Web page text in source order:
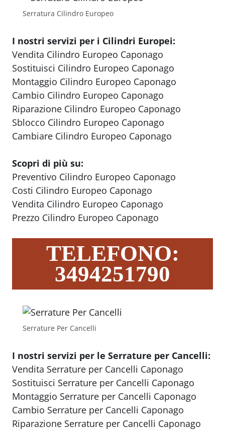
Serratura Cilindro Europeo
I nostri servizi per i Cilindri Europei:
Vendita Cilindro Europeo Caponago
Sostituisci Cilindro Europeo Caponago
Montaggio Cilindro Europeo Caponago
Cambio Cilindro Europeo Caponago
Riparazione Cilindro Europeo Caponago
Sblocco Cilindro Europeo Caponago
Cambiare Cilindro Europeo Caponago
Scopri di più su:
Preventivo Cilindro Europeo Caponago
Costi Cilindro Europeo Caponago
Vendita Cilindro Europeo Caponago
Prezzo Cilindro Europeo Caponago
TELEFONO:
3494251790
Serrature Per Cancelli
I nostri servizi per le Serrature per Cancelli:
Vendita Serrature per Cancelli Caponago
Sostituisci Serrature per Cancelli Caponago
Montaggio Serrature per Cancelli Caponago
Cambio Serrature per Cancelli Caponago
Riparazione Serrature per Cancelli Caponago